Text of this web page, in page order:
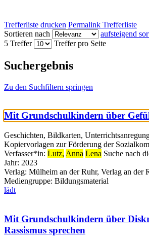
Trefferliste drucken Permalink Trefferliste
Sortieren nach
aufsteigend
5 Treffer
Treffer pro Seite
Suchergebnis
Zu den Suchfiltern springen
Mit Grundschulkindern über
Geschichten, Bildkarten,
Kopiervorlagen zur Förderung der
Verfasser*in: Lutz, Anna Lena Suche nach
Jahr: 2023
Verlag: Mülheim an der Ruhr, Verlag an der
Mediengruppe: Bildungsmaterial
lädt
Mit Grundschulkindern über
Rassismus sprechen